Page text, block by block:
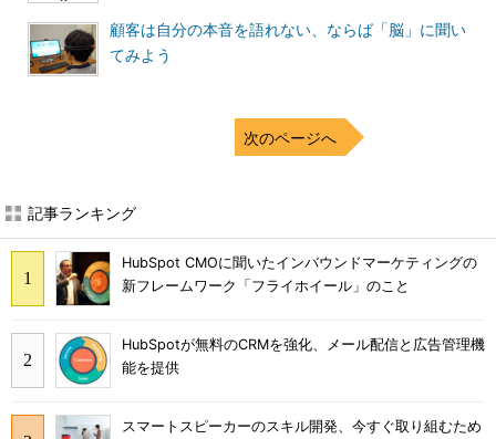
顧客は自分の本音を語れない、ならば「脳」に聞い
てみよう
次のページへ
記事ランキング
HubSpot CMOに聞いたインバウンドマーケティングの
新フレームワーク「フライホイール」のこと
HubSpotが無料のCRMを強化、メール配信と広告管理機
能を提供
スマートスピーカーのスキル開発、今すぐ取り組むため